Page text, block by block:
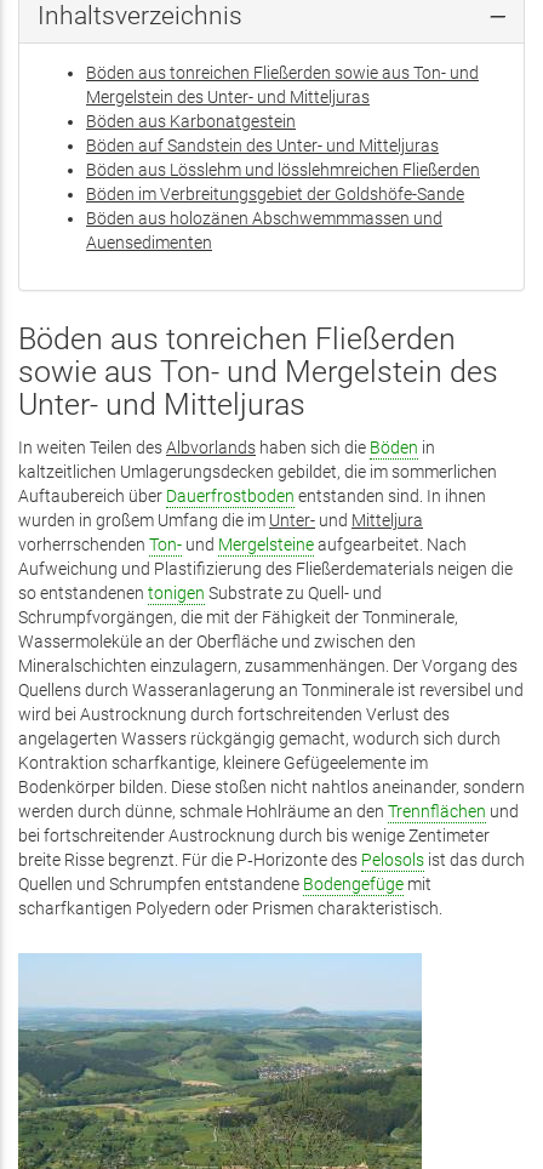
Inhaltsverzeichnis
Böden aus tonreichen Fließerden sowie aus Ton- und
Mergelstein des Unter- und Mitteljuras
Böden aus Karbonatgestein
Böden auf Sandstein des Unter- und Mitteljuras
Böden aus Lösslehm und lösslehmreichen Fließerden
Böden im Verbreitungsgebiet der Goldshöfe-Sande
Böden aus holozänen Abschwemmmassen und
Auensedimenten
Böden aus tonreichen Fließerden
sowie aus Ton- und Mergelstein des
Unter- und Mitteljuras
In weiten Teilen desAlbvorlands haben sich die Böden in
kaltzeitlichen Umlagerungsdecken gebildet, die im sommerlichen
Auftaubereich über Dauerfrostboden entstanden sind. In ihnen
wurden in großem Umfang die im Unter- und Mitteljura
vorherrschenden Ton- und Mergelsteineaufgearbeitet. Nach
Aufweichung und Plastifizierung des Fließerdematerials neigen die
so entstandenen tonigen Substrate zu Quell- und
Schrumpfvorgängen, die mit der Fähigkeit der Tonminerale,
Wassermoleküle an der Oberfläche und zwischen den
Mineralschichten einzulagern, zusammenhängen. Der Vorgang des
Quellens durch Wasseranlagerung an Tonminerale ist reversibel und
wird bei Austrocknung durch fortschreitenden Verlust des
angelagerten Wassers rückgängig gemacht, wodurch sich durch
Kontraktion scharfkantige, kleinere Gefügeelemente im
Bodenkörper bilden. Diese stoßen nicht nahtlos aneinander, sondern
werden durch dünne, schmale Hohlräume an den Trennflächen und
bei fortschreitender Austrocknung durch bis wenige Zentimeter
breite Risse begrenzt. Für die P‑Horizonte des Pelosols ist das durch
Quellen und Schrumpfen entstandene Bodengefüge mit
scharfkantigen Polyedern oder Prismen charakteristisch.